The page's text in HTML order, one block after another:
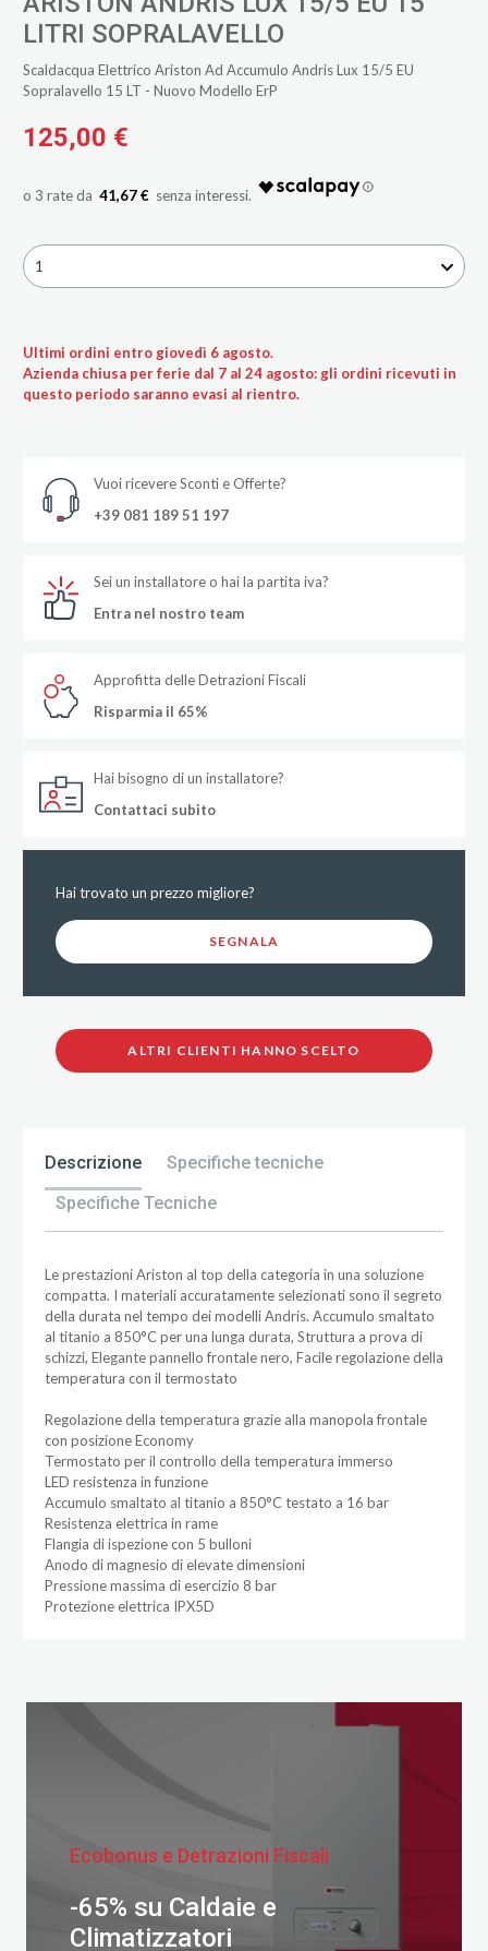
LITRI SOPRALAVELLO
Scaldacqua Elettrico Ariston Ad Accumulo Andris Lux 15/5 EU
Sopralavello 15 LT - Nuovo Modello ErP
125,00 €
41,67 €
1
Ultimi ordini entro giovedì 6 agosto.
Azienda chiusa per ferie dal 7 al 24 agosto: gli ordini ricevuti in
questo periodo saranno evasi al rientro.
Vuoi ricevere Sconti e Offerte?
+39 081 189 51 197
Sei un installatore o hai la partita iva?
Entra nel nostro team
Approfitta delle Detrazioni Fiscali
Risparmia il 65%
Hai bisogno di un installatore?
Contattaci subito
Hai trovato un prezzo migliore?
SEGNALA
ALTRI CLIENTI HANNO SCELTO
Descrizione
Specifiche tecniche
Specifiche Tecniche
Le prestazioni Ariston al top della categoria in una soluzione
compatta. I materiali accuratamente selezionati sono il segreto
della durata nel tempo dei modelli Andris. Accumulo smaltato
al titanio a 850°C per una lunga durata, Struttura a prova di
schizzi, Elegante pannello frontale nero, Facile regolazione della
temperatura con il termostato
Regolazione della temperatura grazie alla manopola frontale
con posizione Economy
Termostato per il controllo della temperatura immerso
LED resistenza in funzione
Accumulo smaltato al titanio a 850°C testato a 16 bar
Resistenza elettrica in rame
Flangia di ispezione con 5 bulloni
Anodo di magnesio di elevate dimensioni
Pressione massima di esercizio 8 bar
Protezione elettrica IPX5D
Ecobonus e Detrazioni Fiscali
-65% su Caldaie e
Climatizzatori